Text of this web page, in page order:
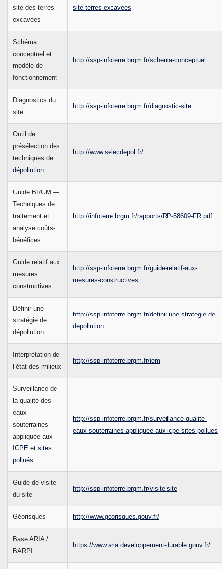
site des terres
excavées
site-terres-excavees
Schéma
conceptuel et
modèle de
fonctionnement
http://ssp-infoterre.brgm.fr/schema-conceptuel
Diagnostics du
site
http://ssp-infoterre.brgm.fr/diagnostic-site
Outil de
présélection des
techniques de
dépollution
http://www.selecdepol.fr/
Guide BRGM —
Techniques de
traitement et
analyse coûts-
bénéfices
http://infoterre.brgm.fr/rapports/RP-58609-FR.pdf
Guide relatif aux
mesures
constructives
http://ssp-infoterre.brgm.fr/guide-relatif-aux-
mesures-constructives
Définir une
stratégie de
dépollution
http://ssp-infoterre.brgm.fr/definir-une-strategie-de-
depollution
Interprétation de
l’état des milieux
http://ssp-infoterre.brgm.fr/iem
Surveillance de
la qualité des
eaux
souterraines
appliquée aux
ICPE et sites
pollués
http://ssp-infoterre.brgm.fr/surveillance-qualite-
eaux-souterraines-appliquee-aux-icpe-sites-pollues
Guide de visite
du site
http://ssp-infoterre.brgm.fr/visite-site
Géorisques http://www.georisques.gouv.fr/
Base ARIA /
BARPI
https://www.aria.developpement-durable.gouv.fr/